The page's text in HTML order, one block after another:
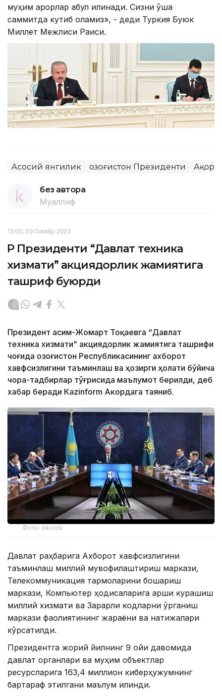
муҳим қарорлар қабул қилинади. Сизни ўша
саммитда кутиб қоламиз», - деди Туркия Буюк
Миллет Межлиси Раиси.
Асосий янгилик Қозоғистон Президенти
без автора
Муаллиф
13:00, 03 Октябр 2023
ҚР Президенти “Давлат техника
хизмати” акциядорлик жамиятига
ташриф буюрди
Президент Қасим-Жомарт Тоқаевга “Давлат
техника хизмати” акциядорлик жамиятига ташрифи
чоғида Қозоғистон Республикасининг ахборот
хавфсизлигини таъминлаш ва ҳозирги ҳолати бўйича
чора-тадбирлар тўғрисида маълумот берилди, деб
хабар беради Каzinform Акордага таяниб.
Фото: Akorda
Давлат раҳбарига Ахборот хавфсизлигини
таъминлаш миллий мувофиқлаштириш маркази,
Телекоммуникация тармоқларини бошқариш
маркази, Компьютер ҳодисаларига қарши курашиш
миллий хизмати ва Зарарли кодларни ўрганиш
маркази фаолиятининг жараёни ва натижалари
кўрсатилди.
Президентга жорий йилнинг 9 ойи давомида
давлат органлари ва муҳим объектлар
ресурсларига 163,4 миллион киберҳужумнинг
бартараф этилгани маълум қилинди.